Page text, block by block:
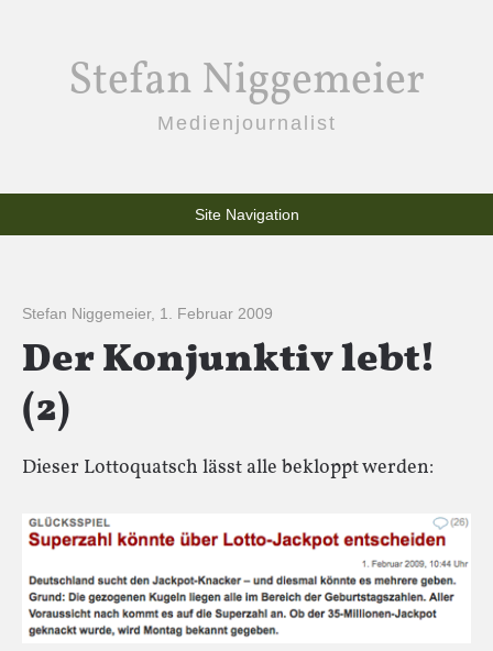
Stefan Niggemeier
Medienjournalist
Site Navigation
Stefan Niggemeier, 1. Februar 2009
Der Konjunktiv lebt!
(2)
Dieser Lottoquatsch lässt alle bekloppt werden: